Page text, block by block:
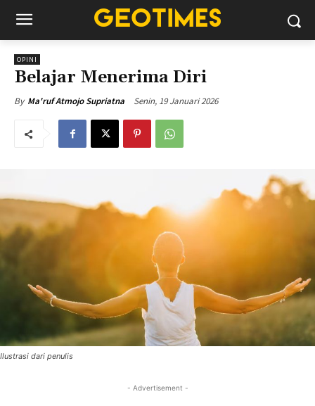
OPINI
Belajar Menerima Diri
By Ma'ruf Atmojo Supriatna Senin, 19 Januari 2026
Ilustrasi dari penulis
- Advertisement -